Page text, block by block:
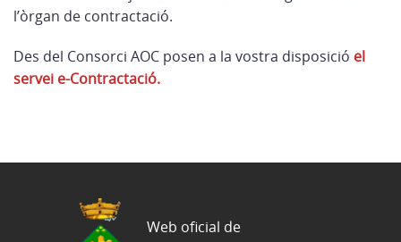
l’òrgan de contractació.
Des del Consorci AOC posen a la vostra disposició el
servei e-Contractació.
Web oficial de